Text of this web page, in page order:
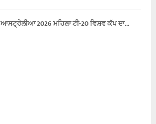
ਆਸਟ੍ਰੇਲੀਆ 2026 ਮਹਿਲਾ ਟੀ-20 ਵਿਸ਼ਵ ਕੱਪ ਦਾ...